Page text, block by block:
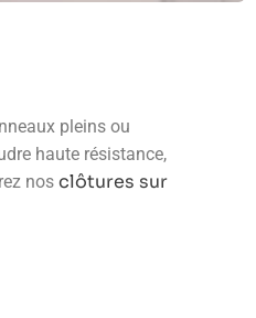
pleins ou
haute résistance,
nos clôtures sur